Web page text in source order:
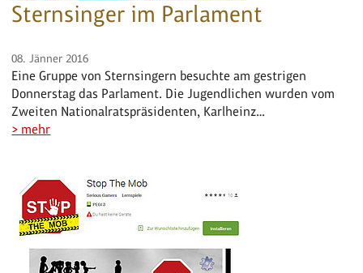
Sternsinger im Parlament
08. Jänner 2016
Eine Gruppe von Sternsingern besuchte am gestrigen
Donnerstag das Parlament. Die Jugendlichen wurden vom
Zweiten Nationalratspräsidenten, Karlheinz…
> mehr